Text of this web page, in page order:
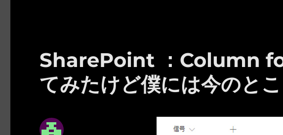
SharePoint ：Column
てみたけど僕には今のと